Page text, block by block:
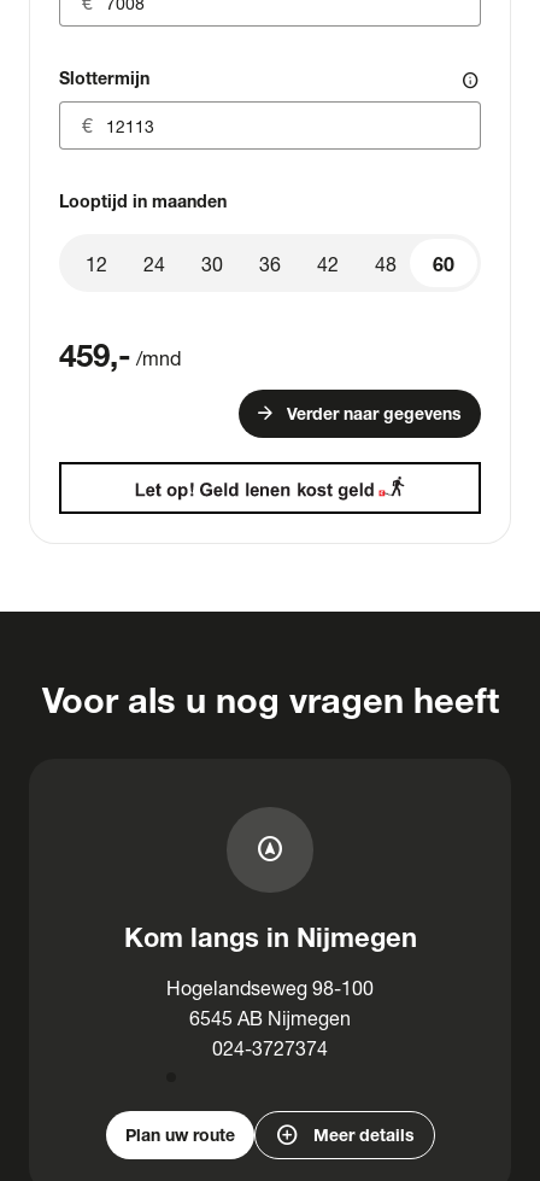
Slottermijn info
Looptijd in maanden
60
12 24 30 36 42 48 60
459,- /mnd
arrow_forward Verder naar gegevens
Voor als u nog vragen heeft
assistant_navigation
Kom langs in Nijmegen
Hogelandseweg 98-100
6545 AB Nijmegen
024-3727374
Plan uw route add_circle Meer details